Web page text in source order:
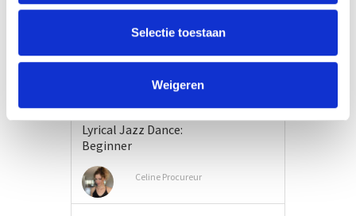
Selectie toestaan
Weigeren
Lyrical Jazz Dance:
Beginner
Celine Procureur